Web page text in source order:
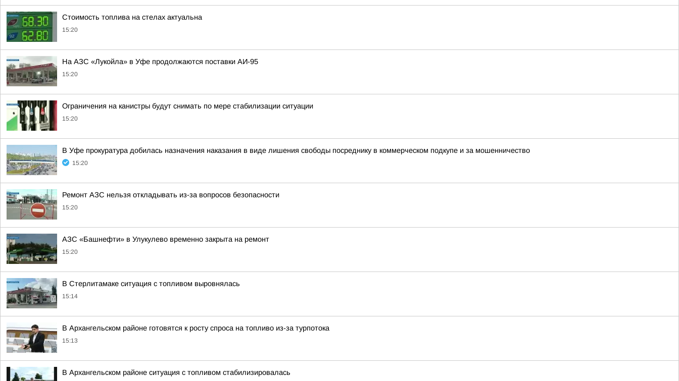
Стоимость топлива на стелах актуальна
15:20
На АЗС «Лукойла» в Уфе продолжаются поставки АИ-95
15:20
Ограничения на канистры будут снимать по мере стабилизации ситуации
15:20
В Уфе прокуратура добилась назначения наказания в виде лишения свободы посреднику в коммерческом подкупе и за мошенничество
15:20
Ремонт АЗС нельзя откладывать из-за вопросов безопасности
15:20
АЗС «Башнефти» в Улукулево временно закрыта на ремонт
15:20
В Стерлитамаке ситуация с топливом выровнялась
15:14
В Архангельском районе готовятся к росту спроса на топливо из-за турпотока
15:13
В Архангельском районе ситуация с топливом стабилизировалась